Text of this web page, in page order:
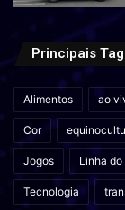
Principais
Alimentos ao
Cor
Jogos Linha do
Tecnologia